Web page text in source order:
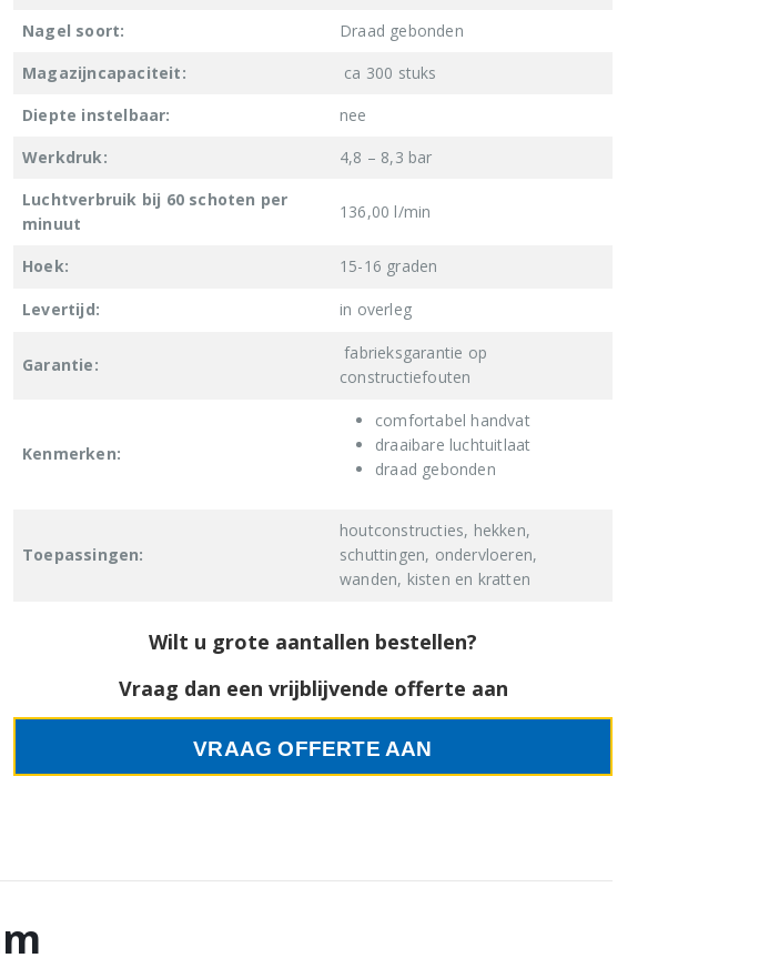
Nagel soort:
Draad gebonden
Magazijncapaciteit:
ca 300 stuks
Diepte instelbaar:
nee
Werkdruk:
4,8 – 8,3 bar
Luchtverbruik bij 60 schoten per
minuut
136,00 l/min
Hoek: 15-16 graden
Levertijd: in overleg
Garantie:
fabrieksgarantie op
constructiefouten
Kenmerken:
comfortabel handvat
draaibare luchtuitlaat
draad gebonden
Toepassingen:
houtconstructies, hekken,
schuttingen, ondervloeren,
wanden, kisten en kratten
Wilt u grote aantallen bestellen?
Vraag dan een vrijblijvende offerte aan
VRAAG OFFERTE AAN